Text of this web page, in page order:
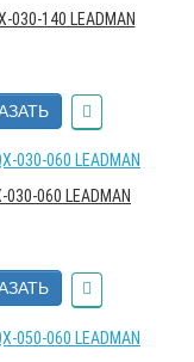
140 LEADMAN
060 LEADMAN